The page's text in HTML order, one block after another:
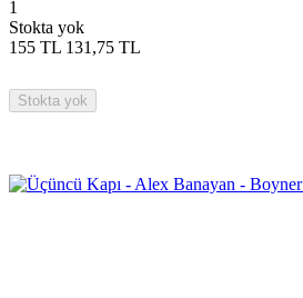
1
Stokta yok
155 TL 131,75 TL
Stokta yok